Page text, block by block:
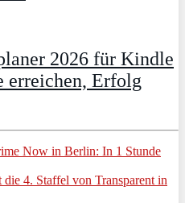
2026 für Kindle
erreichen, Erfolg
Now in Berlin: In 1 Stunde
4. Staffel von Transparent in